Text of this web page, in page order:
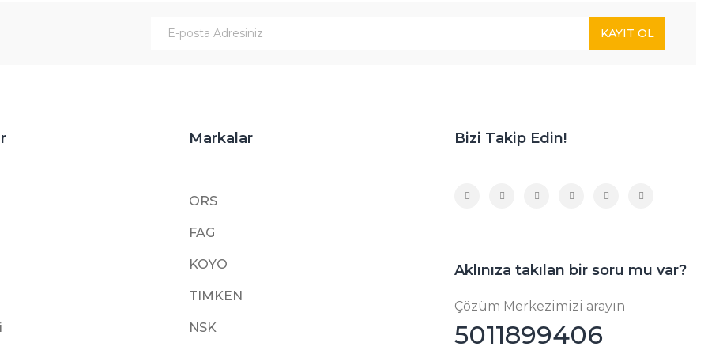
KAYIT OL
Markalar
ORS
FAG
KOYO
TIMKEN
NSK
Bizi Takip Edin!
Aklınıza takılan bir soru mu var?
Çözüm Merkezimizi arayın
5011899406